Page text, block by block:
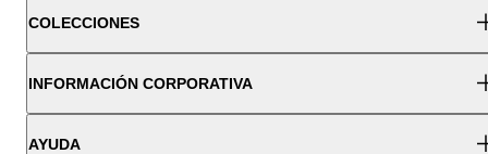
COLECCIONES
INFORMACIÓN CORPORATIVA
AYUDA